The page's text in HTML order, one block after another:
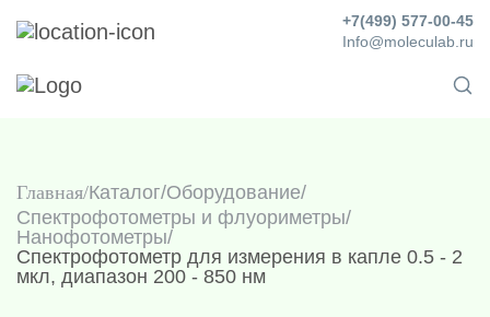
Info@moleculab.ru
+7(499) 577-00-45
Главная Каталог/Оборудование/
Спектрофотометры и флуориметры/
Нанофотометры/
Спектрофотометр для измерения в капле 0.5 - 2
мкл, диапазон 200 - 850 нм